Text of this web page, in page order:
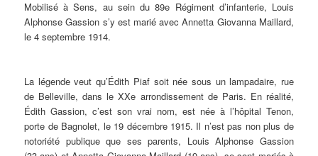
Mobilisé à Sens, au sein du 89e Régiment d’infanterie, Louis
Alphonse Gassion s’y est marié avec Annetta Giovanna Maillard,
le 4 septembre 1914.
La légende veut qu’Édith Piaf soit née sous un lampadaire, rue
de Belleville, dans le XXe arrondissement de Paris. En réalité,
Édith Gassion, c’est son vrai nom, est née à l’hôpital Tenon,
porte de Bagnolet, le 19 décembre 1915. Il n’est pas non plus de
notoriété publique que ses parents, Louis Alphonse Gassion